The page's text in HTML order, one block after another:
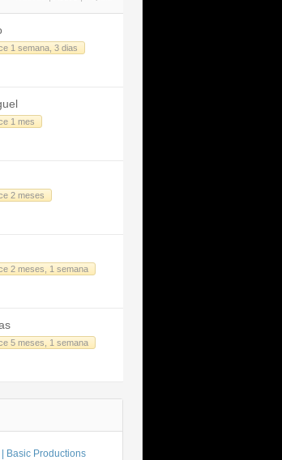
1 semana, 3 dias
1 mes
2 meses
2 meses, 1 semana
5 meses, 1 semana
Basic Productions